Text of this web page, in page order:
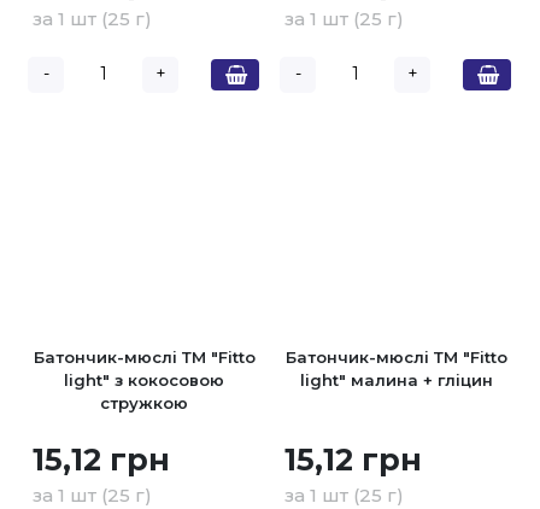
за 1 шт (25 г)
- +
за 1 шт (25 г)
- +
Батончик-мюслі ТМ "Fitto
light" з кокосовою
стружкою
15,12 грн
за 1 шт (25 г)
Батончик-мюслі ТМ "Fitto
light" малина + гліцин
15,12 грн
за 1 шт (25 г)